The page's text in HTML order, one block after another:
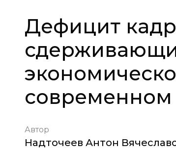
Дефицит
современном
Автор
Надточеев Антон